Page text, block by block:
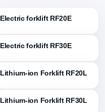
Electric forklift RF20E
Electric forklift RF30E
Lithium-ion Forklift RF20L
Lithium-ion Forklift RF30L